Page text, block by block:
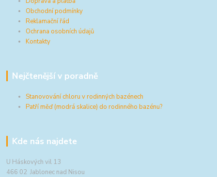
Obchodní podmínky
Reklamační řád
Ochrana osobních údajů
Kontakty
Nejčtenější v poradně
Stanovování chloru v rodinných bazénech
Patří měď (modrá skalice) do rodinného bazénu?
Kde nás najdete
U Háskových vil 13
466 02 Jablonec nad Nisou